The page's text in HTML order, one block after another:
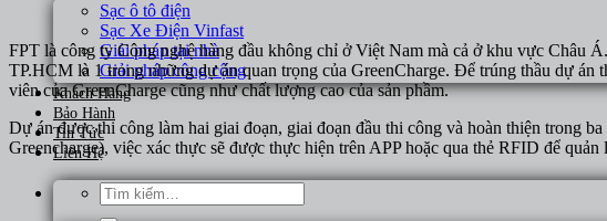
Sạc ô tô điện
Sạc Xe Điện Vinfast
Giải pháp tại nhà
Giải pháp công cộng
Khách Hàng
Bảo Hành
Tin Tức
Liên Hệ
Tìm
kiếm:
FPT là công ty Công nghệ hàng đầu không chỉ ở Việt Nam mà cả ở khu vực
TP.HCM là 1 trong những dự án quan trọng của GreenCharge. Để trúng thầu dự
viên của GreenCharge cũng như chất lượng cao của sản phầm.
Dự án được thi công làm hai giai đoạn, giai đoạn đầu thi công và hoàn thiện trong
Greencharge), việc xác thực sẽ được thực hiện trên APP hoặc qua thẻ RFID để